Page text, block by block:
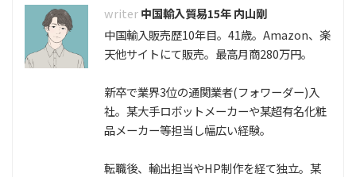
中国輸入貿易15年 内山剛
中国輸入販売歴10年目。41歳。Amazon、楽
天他サイトにて販売。最高月商280万円。
新卒で業界3位の通関業者(フォワーダー)入
社。某大手ロボットメーカーや某超有名化粧
品メーカー等担当し幅広い経験。
転職後、輸出担当やHP制作を経て独立。某